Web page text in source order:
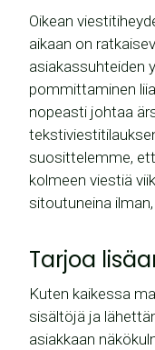
Oikean
aikaan on
asiakassuhteiden
pommittaminen
nopeasti johtaa
suosittelemme,
kolmeen viestiä
sitoutuneina
Tarjoa
Kuten kaikessa
sisältöjä ja
asiakkaan